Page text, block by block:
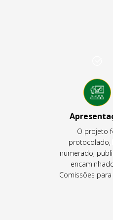
O projeto
protocolado,
numerado,
Comissões para